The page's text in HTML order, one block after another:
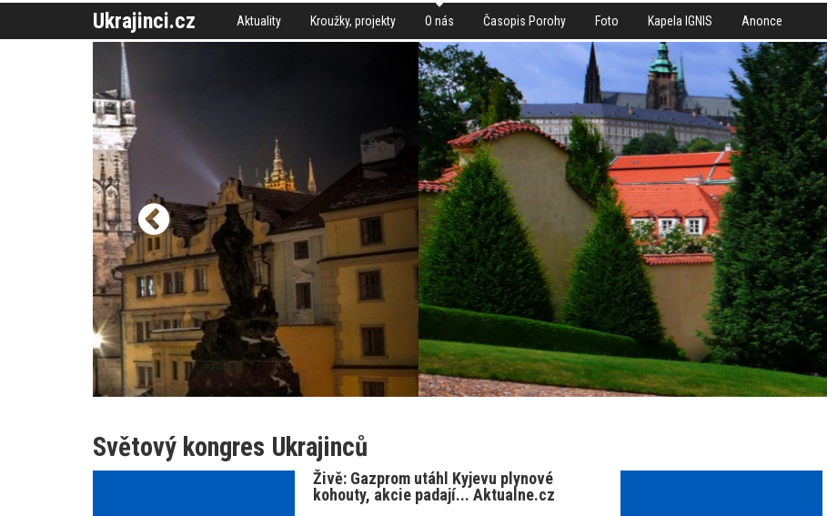
Ukrajinci.cz Aktuality Kroužky, projekty O nás Časopis Porohy Foto Kapela IGNIS Anonce
Světový kongres Ukrajinců
Živě: Gazprom utáhl Kyjevu plynové
kohouty, akcie padají... Aktualne.cz